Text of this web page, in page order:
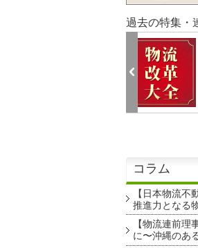
過去の特集・
コラム
【日本物流不
推進力となる
【物流連前理
に〜沖縄のあ